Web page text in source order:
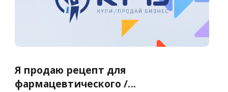
Я продаю рецепт для
фармацевтического /...